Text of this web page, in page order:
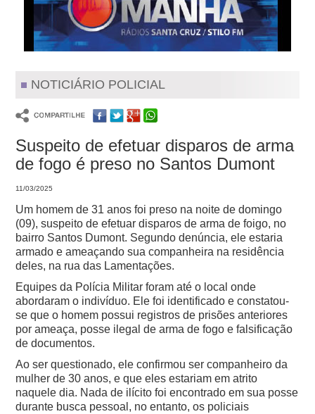
NOTICIÁRIO POLICIAL
Suspeito de efetuar disparos de arma
de fogo é preso no Santos Dumont
11/03/2025
Um homem de 31 anos foi preso na noite de domingo
(09), suspeito de efetuar disparos de arma de foigo, no
bairro Santos Dumont. Segundo denúncia, ele estaria
armado e ameaçando sua companheira na residência
deles, na rua das Lamentações.
Equipes da Polícia Militar foram até o local onde
abordaram o indivíduo. Ele foi identificado e constatou-
se que o homem possui registros de prisões anteriores
por ameaça, posse ilegal de arma de fogo e falsificação
de documentos.
Ao ser questionado, ele confirmou ser companheiro da
mulher de 30 anos, e que eles estariam em atrito
naquele dia. Nada de ilícito foi encontrado em sua posse
durante busca pessoal, no entanto, os policiais